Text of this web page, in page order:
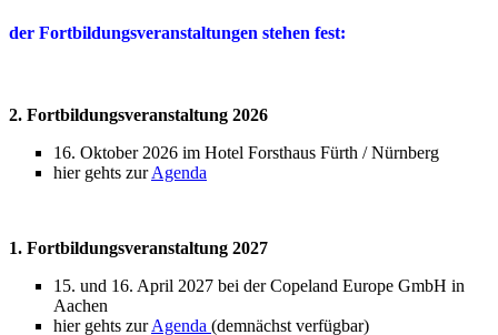
der Fortbildungsveranstaltungen stehen fest:
2. Fortbildungsveranstaltung 2026
16. Oktober 2026 im Hotel Forsthaus Fürth / Nürnberg
hier gehts zurAgenda
1. Fortbildungsveranstaltung 2027
15. und 16. April 2027 bei der Copeland Europe GmbH in
Aachen
hier gehts zurAgenda (demnächst verfügbar)